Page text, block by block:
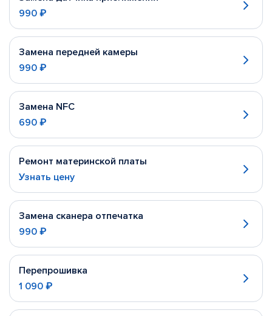
990 ₽
Замена передней камеры
990 ₽
Замена NFC
690 ₽
Ремонт материнской платы
Узнать цену
Замена сканера отпечатка
990 ₽
Перепрошивка
1 090 ₽